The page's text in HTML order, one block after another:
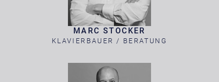
MARC STOCKER
KLAVIERBAUER / BERATUNG